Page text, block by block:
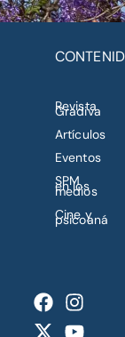
Revista
Gradiva
Artículos
Eventos
SPM
en los
medios
Cine y